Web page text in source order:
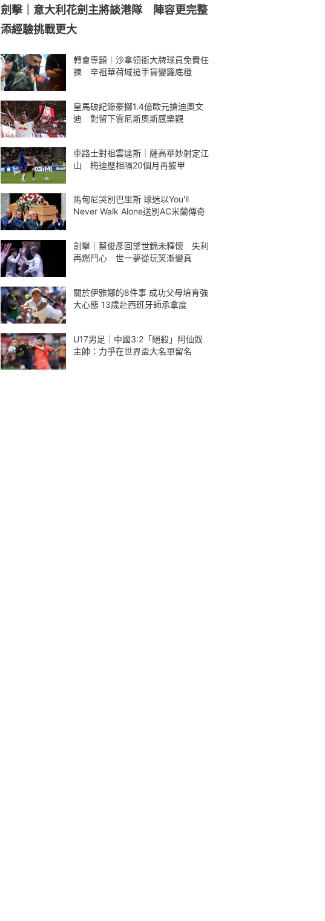
劍擊｜意大利花劍主將談港隊 陣容更完整
添經驗挑戰更大
轉會專題︱沙拿領銜大牌球員免費任
揀 辛祖華荷域搶手貨變籮底橙
皇馬破紀錄豪擲1.4億歐元搶迪奧文
迪 對留下雲尼斯奧斯感樂觀
車路士對祖雲達斯｜薩高華妙射定江
山 梅迪歷相隔20個月再披甲
馬甸尼哭別巴里斯 球迷以You'll
Never Walk Alone送別AC米蘭傳奇
劍擊｜蔡俊彥回望世錦未釋懷 失利
再燃鬥心 世一夢從玩笑漸變真
關於伊雅娜的8件事 成功父母培育強
大心態 13歲赴西班牙師承拿度
U17男足｜中國3:2「絕殺」阿仙奴
主帥：力爭在世界盃大名單留名